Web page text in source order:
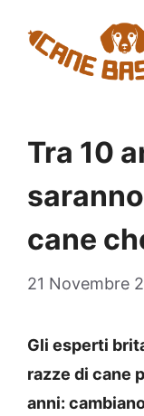
contenuto
Tra 10
cane
21 Novembre
Gli esperti
razze di cane
anni: